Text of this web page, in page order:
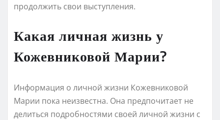
продолжить свои выступления.
Какая личная жизнь у
Кожевниковой Марии?
Информация о личной жизни Кожевниковой
Марии пока неизвестна. Она предпочитает не
делиться подробностями своей личной жизни с